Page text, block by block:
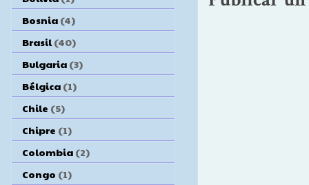
Bosnia (4)
Brasil (40)
Bulgaria (3)
Bélgica (1)
Chile (5)
Chipre (1)
Colombia (2)
Congo (1)